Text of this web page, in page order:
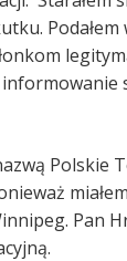
Polskie
Pan